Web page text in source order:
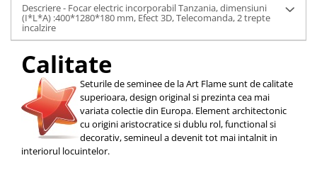
Descriere - Focar electric incorporabil Tanzania, dimensiuni
(I*L*A) :400*1280*180 mm, Efect 3D, Telecomanda, 2 trepte
incalzire
Calitate
Seturile de seminee de la Art Flame sunt de calitate
superioara, design original si prezinta cea mai
variata colectie din Europa. Element architectonic
cu origini aristocratice si dublu rol, functional si
decorativ, semineul a devenit tot mai intalnit in
interiorul locuintelor.